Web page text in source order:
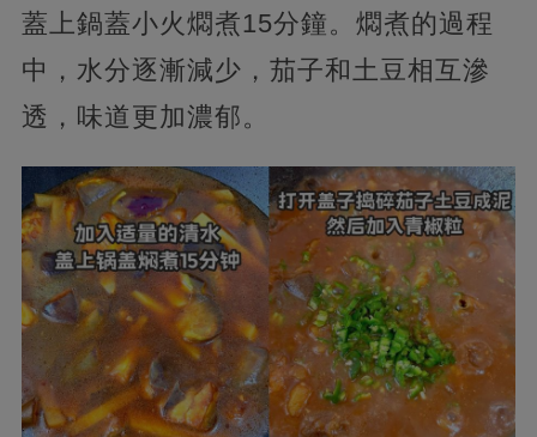
蓋上鍋蓋小火燜煮15分鐘。燜煮的過程
中，水分逐漸減少，茄子和土豆相互滲
透，味道更加濃郁。